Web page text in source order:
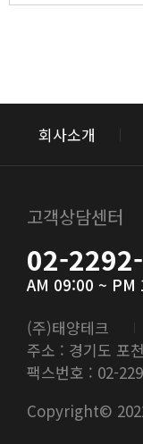
회사소개
고객상담센터
02-
AM 09:00 ~ PM
(주)태양테크
주소 : 경기도 포
팩스번호 : 02-
Copyright©